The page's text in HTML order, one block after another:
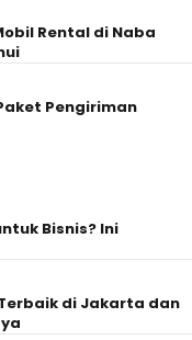
Rental di Naba
Pengiriman
Bisnis? Ini
di Jakarta dan